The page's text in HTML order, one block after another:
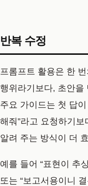
반복 수정
프롬프트 활용은 한
행위라기보다, 초안을
주요 가이드는 첫 답
해줘”라고 요청하기
알려 주는 방식이 더
예를 들어 “표현이 추
또는 “보고서용이니